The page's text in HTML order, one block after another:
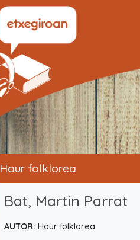
Haur folklorea
Bat, Martin Parrat
AUTOR: Haur folklorea